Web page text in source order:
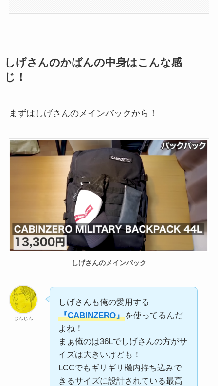
しげさんのかばんの中身はこんな感
じ！
まずはしげさんのメインバックから！
しげさんのメインバック
じんじん
しげさんも俺の愛用する
『CABINZERO』を使ってるんだ
よね！
まぁ俺のは36Lでしげさんの方がサ
イズは大きいけども！
LCCでもギリギリ機内持ち込みで
きるサイズに設計されている最高